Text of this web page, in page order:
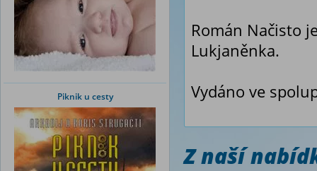
Piknik u cesty
Román Načisto
Lukjaněnka.
Vydáno ve
Z naší